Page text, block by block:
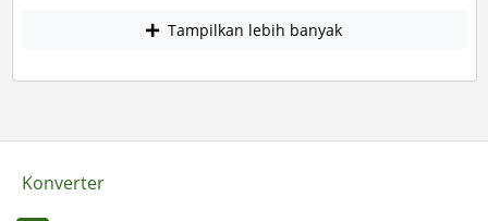
Tampilkan lebih banyak
Konverter